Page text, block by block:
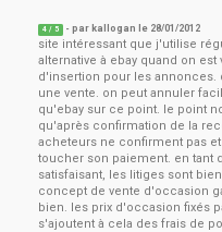
4 / 5 - par kallogan le 28/01/2012
site intéressant que j'utilise
alternative à ebay quand on
d'insertion pour les annonces.
une vente. on peut annuler
qu'ebay sur ce point. le point
qu'après confirmation de la
acheteurs ne confirment pas
toucher son paiement. en tant
satisfaisant, les litiges sont
concept de vente d'occasion
bien. les prix d'occasion fixés
s'ajoutent à cela des frais de